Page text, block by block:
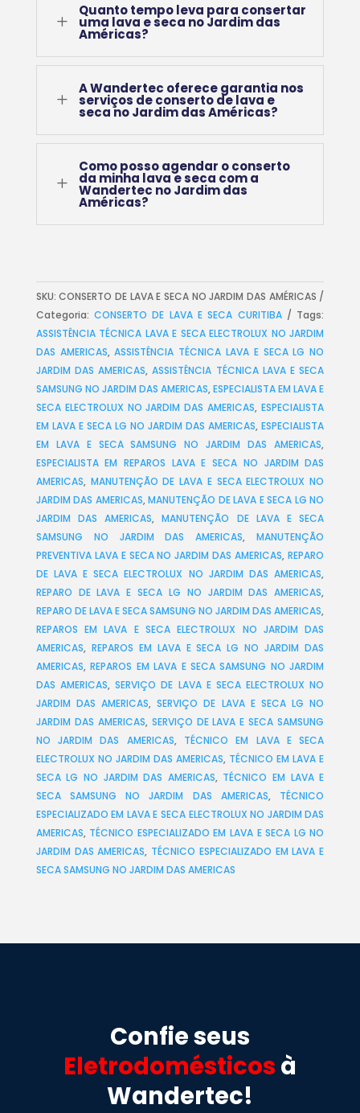
L
Quanto tempo leva para consertar
uma lava e seca no Jardim das
Américas?
L
A Wandertec oferece garantia nos
serviços de conserto de lava e
seca no Jardim das Américas?
L
Como posso agendar o conserto
da minha lava e seca com a
Wandertec no Jardim das
Américas?
SKU:CONSERTO DE LAVA E SECA NO JARDIM DAS AMÉRICAS
Categoria:CONSERTO DE LAVA E SECA CURITIBA
Tags:
ASSISTÊNCIA TÉCNICA LAVA E SECA ELECTROLUX NO JARDIM
DAS AMERICAS,ASSISTÊNCIA TÉCNICA LAVA E SECA LG NO
JARDIM DAS AMERICAS,ASSISTÊNCIA TÉCNICA LAVA E SECA
SAMSUNG NO JARDIM DAS AMERICAS,ESPECIALISTA EM LAVA E
SECA ELECTROLUX NO JARDIM DAS AMERICAS,ESPECIALISTA
EM LAVA E SECA LG NO JARDIM DAS AMERICAS,ESPECIALISTA
EM LAVA E SECA SAMSUNG NO JARDIM DAS AMERICAS,
ESPECIALISTA EM REPAROS LAVA E SECA NO JARDIM DAS
AMERICAS, MANUTENÇÃO DE LAVA E SECA ELECTROLUX NO
JARDIM DAS AMERICAS,MANUTENÇÃO DE LAVA E SECA LG NO
JARDIM DAS AMERICAS,MANUTENÇÃO DE LAVA E SECA
SAMSUNG NO JARDIM DAS AMERICAS,MANUTENÇÃO
PREVENTIVA LAVA E SECA NO JARDIM DAS AMERICAS,REPARO
DE LAVA E SECA ELECTROLUX NO JARDIM DAS AMERICAS,
REPARO DE LAVA E SECA LG NO JARDIM DAS AMERICAS,
REPARO DE LAVA E SECA SAMSUNG NO JARDIM DAS AMERICAS,
REPAROS EM LAVA E SECA ELECTROLUX NO JARDIM DAS
AMERICAS, REPAROS EM LAVA E SECA LG NO JARDIM DAS
AMERICAS,REPAROS EM LAVA E SECA SAMSUNG NO JARDIM
DAS AMERICAS,SERVIÇO DE LAVA E SECA ELECTROLUX NO
JARDIM DAS AMERICAS,SERVIÇO DE LAVA E SECA LG NO
JARDIM DAS AMERICAS, SERVIÇO DE LAVA E SECA SAMSUNG
NO JARDIM DAS AMERICAS, TÉCNICO EM LAVA E SECA
ELECTROLUX NO JARDIM DAS AMERICAS, TÉCNICO EM LAVA E
SECA LG NO JARDIM DAS AMERICAS, TÉCNICO EM LAVA E
SECA SAMSUNG NO JARDIM DAS AMERICAS, TÉCNICO
ESPECIALIZADO EM LAVA E SECA ELECTROLUX NO JARDIM DAS
AMERICAS, TÉCNICO ESPECIALIZADO EM LAVA E SECA LG NO
JARDIM DAS AMERICAS, TÉCNICO ESPECIALIZADO EM LAVA E
SECA SAMSUNG NO JARDIM DAS AMERICAS
Confie seus
Eletrodomésticos à
Wandertec!